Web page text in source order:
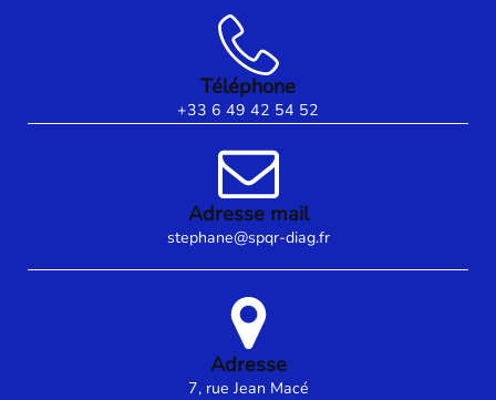
Téléphone
+33 6 49 42 54 52
Adresse mail
stephane@spqr-diag.fr
Adresse
7, rue Jean Macé